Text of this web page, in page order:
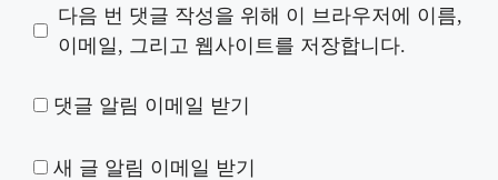
다음 번 댓글 작성을 위해 이 브라우저에 이름,
이메일, 그리고 웹사이트를 저장합니다.
댓글 알림 이메일 받기
새 글 알림 이메일 받기